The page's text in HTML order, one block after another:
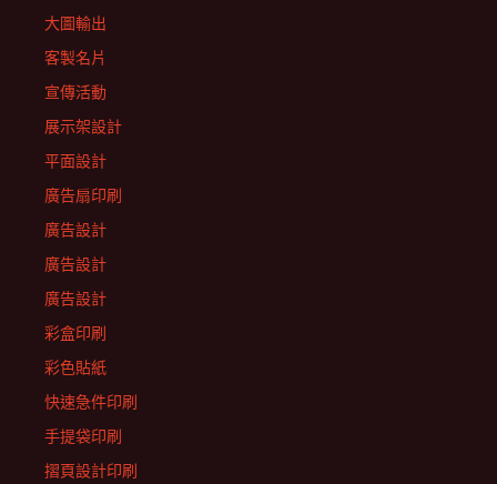
大圖輸出
客製名片
宣傳活動
展示架設計
平面設計
廣告扇印刷
廣告設計
廣告設計
廣告設計
彩盒印刷
彩色貼紙
快速急件印刷
手提袋印刷
摺頁設計印刷